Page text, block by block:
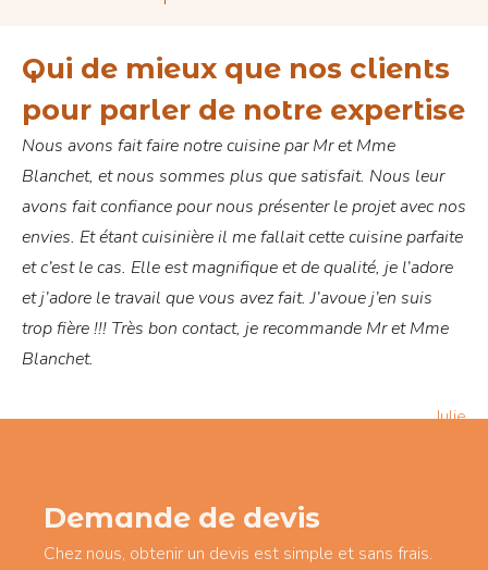
Qui de mieux que nos clients
pour parler de notre expertise
Nous avons fait faire notre cuisine par Mr et Mme
Blanchet, et nous sommes plus que satisfait. Nous leur
avons fait confiance pour nous présenter le projet avec nos
envies. Et étant cuisinière il me fallait cette cuisine parfaite
et c’est le cas. Elle est magnifique et de qualité, je l’adore
et j’adore le travail que vous avez fait. J’avoue j’en suis
trop fière !!! Très bon contact, je recommande Mr et Mme
Blanchet.
Julie
Demande de devis
Chez nous, obtenir un devis est simple et sans frais.